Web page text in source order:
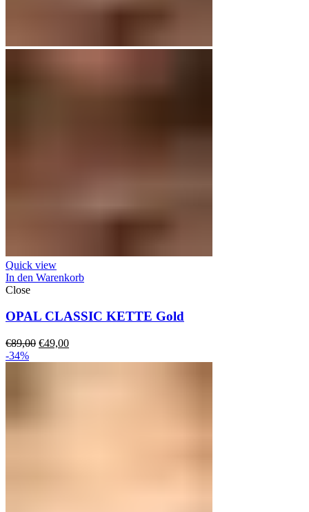
Quick view
In den Warenkorb
Close
OPAL CLASSIC KETTE Gold
€89,00 Ursprünglicher
€49,00Aktueller
-34%